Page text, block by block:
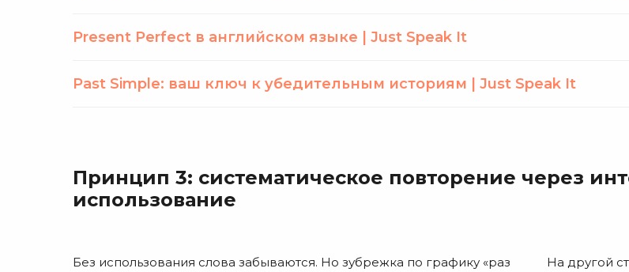
Present Perfect в английском языке | Just Speak It
Past Simple: ваш ключ к убедительным историям | Just Speak It
Принцип 3: систематическое повторение через
использование
Без использования слова забываются. Но зубрежка по графику «раз
На другой